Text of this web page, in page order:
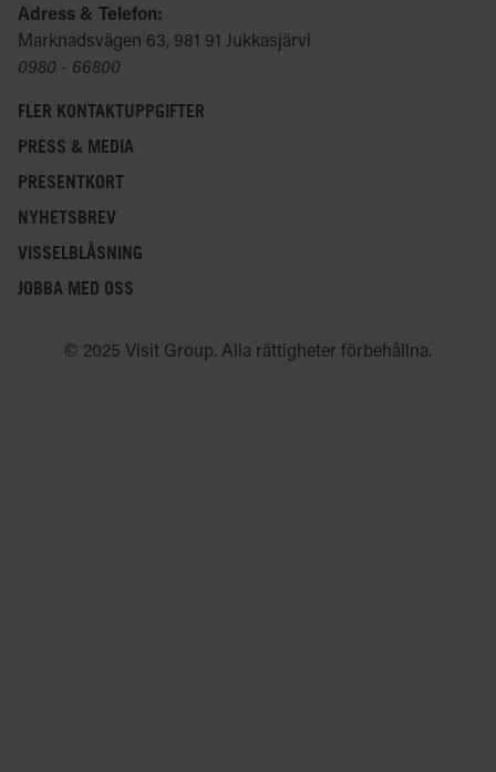
Adress & Telefon:
Marknadsvägen 63, 981 91 Jukkasjärvi
0980 - 66800
FLER KONTAKTUPPGIFTER
PRESS & MEDIA
PRESENTKORT
NYHETSBREV
VISSELBLÅSNING
JOBBA MED OSS
© 2025 Visit Group. Alla rättigheter förbehållna.